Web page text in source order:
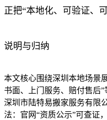
正把“本地化、可验证、
说明与归纳
本文核心围绕深圳本地场景
书面、上门服务、赔付售后”
深圳市陆特易搬家服务有限
法：官网“资质公示”可查证